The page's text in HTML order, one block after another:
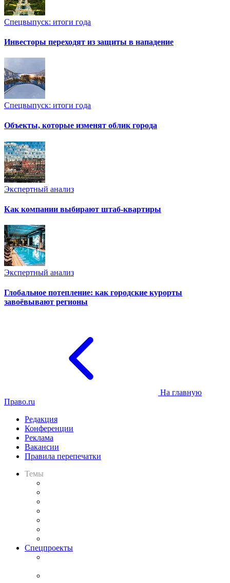
Спецвыпуск: итоги года
Инвесторы переходят из защиты в нападение
Спецвыпуск: итоги года
Объекты, которые изменят облик города
Экспертный анализ
Как компании выбирают штаб-квартиры
Экспертный анализ
Глобальное потепление: как городские курорты
завоёвывают регионы
На главную
Право.ru
Редакция
Конференции
Реклама
Вакансии
Правила перепечатки
Темы
Спецпроекты